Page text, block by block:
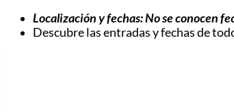
Localización y fechas: No se conocen
Descubre las entradas y fechas de